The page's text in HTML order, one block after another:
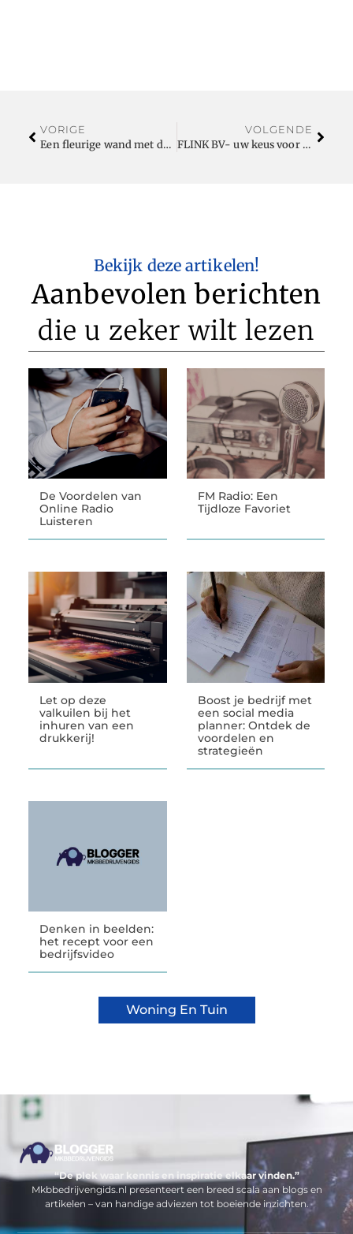
VORIGE
Een fleurige wand met de kunststof Wandmat Rome junglestyle
VOLGENDE
FLINK BV- uw keus voor gevelbouw- omdat de buitenkant telt!
Bekijk deze artikelen!
Aanbevolen berichten
die u zeker wilt lezen
De Voordelen van
Online Radio
Luisteren
FM Radio: Een
Tijdloze Favoriet
Let op deze
valkuilen bij het
inhuren van een
drukkerij!
Boost je bedrijf met
een social media
planner: Ontdek de
voordelen en
strategieën
Denken in beelden:
het recept voor een
bedrijfsvideo
Woning En Tuin
“De plek waar kennis en inspiratie elkaar vinden.”
Mkbbedrijvengids.nl presenteert een breed scala aan blogs en
artikelen – van handige adviezen tot boeiende inzichten.